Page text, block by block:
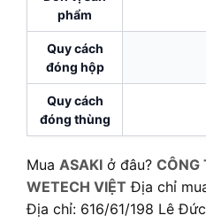
phẩm
Quy cách
đóng hộp
Quy cách
đóng thùng
Mua ASAKI ở đâu? CÔNG
WETECH VIỆT Địa chỉ
Địa chỉ: 616/61/198 Lê